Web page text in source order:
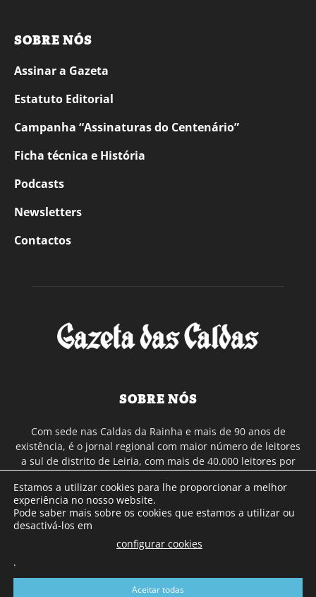
SOBRE NÓS
Assinar a Gazeta
Estatuto Editorial
Campanha “Assinaturas do Centenário”
Ficha técnica e História
Podcasts
Newsletters
Contactos
SOBRE NÓS
Com sede nas Caldas da Rainha e mais de 90 anos de
existência, é o jornal regional com maior número de leitores
a sul de distrito de Leiria, com mais de 40.000 leitores por
Continental e assinatura online.
SIGA-NOS
Estamos a utilizar cookies para lhe proporcionar a melhor
experiência no nosso website.
Pode saber mais sobre os cookies que estamos a utilizar ou
desactivá-los em
configurar cookies
.
Aceitar todas